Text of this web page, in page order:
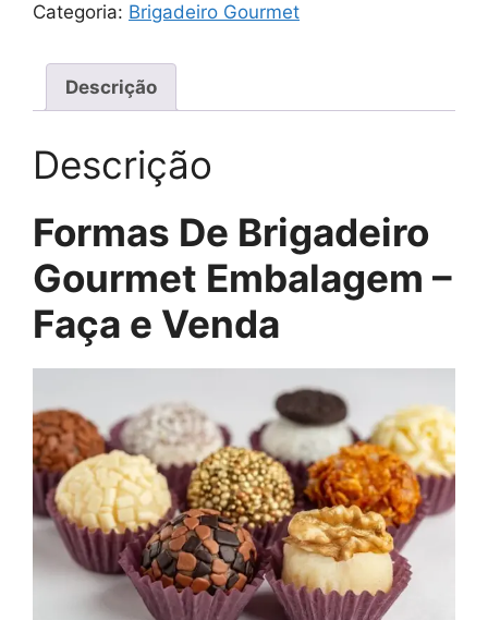
Categoria: Brigadeiro Gourmet
Descrição
Descrição
Formas De Brigadeiro
Gourmet Embalagem –
Faça e Venda